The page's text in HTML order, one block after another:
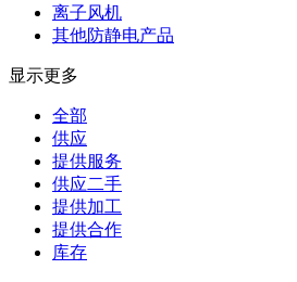
离子风机
其他防静电产品
显示更多
全部
供应
提供服务
供应二手
提供加工
提供合作
库存